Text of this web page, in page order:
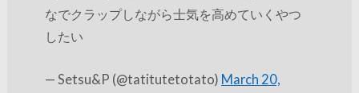
なでクラップしながら士気を高めていくやつ
したい
— Setsu&P (@tatitutetotato) March 20,